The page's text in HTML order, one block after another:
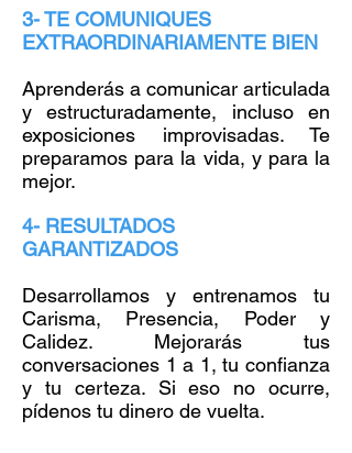
3- TE COMUNIQUES
EXTRAORDINARIAMENTE BIEN
Aprenderás a comunicar articulada
y estructuradamente, incluso en
exposiciones improvisadas. Te
preparamos para la vida, y para la
mejor.
4- RESULTADOS
GARANTIZADOS
Desarrollamos y entrenamos tu
Carisma, Presencia, Poder y
Calidez. Mejorarás tus
conversaciones 1 a 1, tu confianza
y tu certeza. Si eso no ocurre,
pídenos tu dinero de vuelta.